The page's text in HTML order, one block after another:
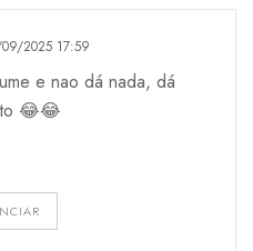
2025 17:59
e nao dá nada, dá
😂😂